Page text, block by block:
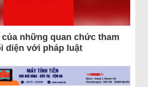
những quan chức tham
diện với pháp luật